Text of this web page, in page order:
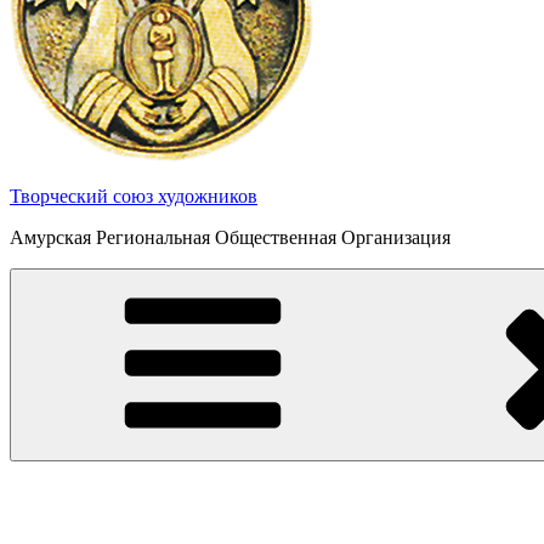
Творческий союз художников
Амурская Региональная Общественная Организация